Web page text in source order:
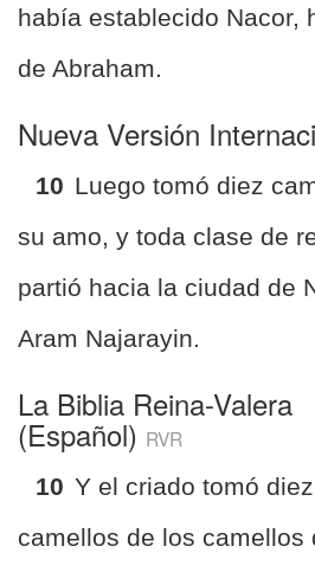
había establecido Nacor,
de Abraham.
Nueva Versión
10 Luego tomó diez
su amo, y toda clase de
partió hacia la ciudad de
Aram Najarayin.
La Biblia Reina-Valera
(Español) RVR
10 Y el criado tomó diez
camellos de los camellos